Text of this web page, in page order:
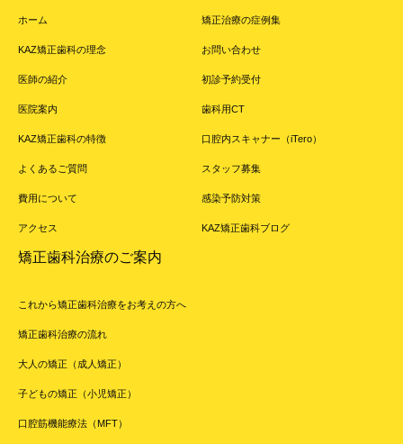
ホーム
KAZ矯正歯科の理念
医師の紹介
医院案内
KAZ矯正歯科の特徴
よくあるご質問
費用について
アクセス
矯正治療の症例集
お問い合わせ
初診予約受付
歯科用CT
口腔内スキャナー（iTero）
スタッフ募集
感染予防対策
KAZ矯正歯科ブログ
矯正歯科治療のご案内
これから矯正歯科治療をお考えの方へ
矯正歯科治療の流れ
大人の矯正（成人矯正）
子どもの矯正（小児矯正）
口腔筋機能療法（MFT）